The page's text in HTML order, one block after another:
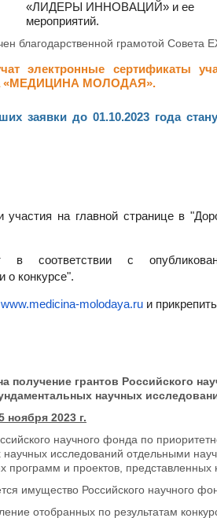
«ЛИДЕРЫ ИННОВАЦИЙ» и ее
мероприятий.
благодарственной грамотой
электронные сертификаты
«МЕДИЦИНА МОЛОДАЯ».
заявки до 01.10.2023 года
участия на главной странице в
соответствии с
о конкурсе".
www.medicina-molodaya.ruи
получение грантов Российского
научных
ноября 2023 г.
научного фонда по
исследований отдельными
программ и проектов, представленных
имущество Российского научного
отобранных по результатам